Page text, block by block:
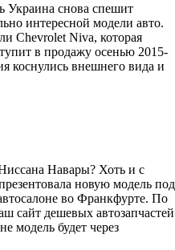
Украина снова спешит
интересной модели авто.
Chevrolet Niva, которая
в продажу осенью 2015-
коснулись внешнего вида и
Навары? Хоть и с
новую модель под
во Франкфурте. По
сайт дешевых автозапчастей
модель будет через